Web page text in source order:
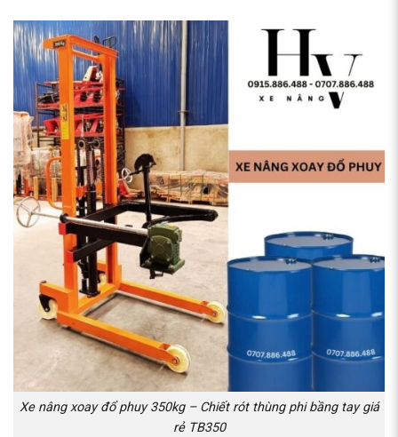
Xe nâng xoay đổ phuy 350kg – Chiết rót thùng phi bầng tay giá
rẻ TB350